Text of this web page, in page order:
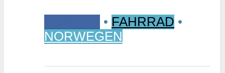
• FAHRRAD •
NORWEGEN